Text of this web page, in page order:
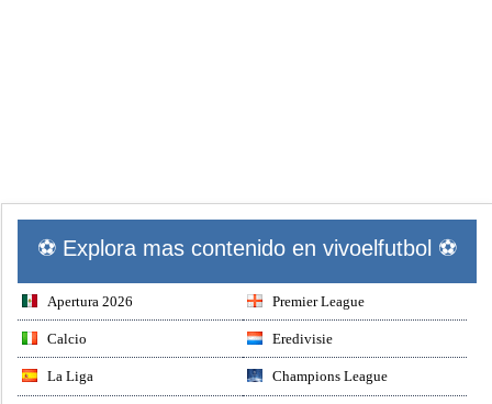
⚽ Explora mas contenido en vivoelfutbol ⚽
Apertura 2026 Premier League
Calcio Eredivisie
La Liga Champions League